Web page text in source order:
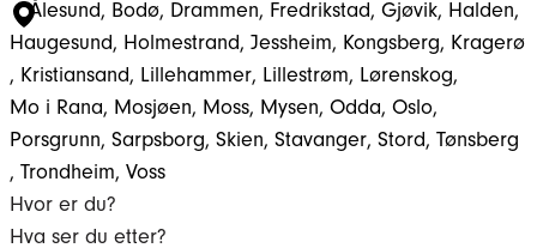
Ålesund, Bodø, Drammen, Fredrikstad, Gjøvik, Halden,
Haugesund, Holmestrand, Jessheim, Kongsberg, Kragerø
, Kristiansand, Lillehammer, Lillestrøm, Lørenskog,
Mo i Rana, Mosjøen, Moss, Mysen, Odda, Oslo,
Porsgrunn, Sarpsborg, Skien, Stavanger, Stord, Tønsberg
, Trondheim, Voss
Hvor er du?
Hva ser du etter?